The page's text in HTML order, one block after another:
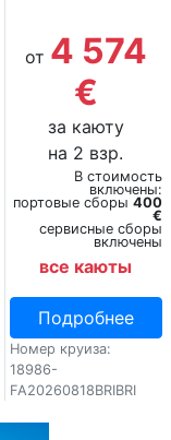
от 4 574
€
за каюту
на 2 взр.
В стоимость
включены:
портовые сборы 400
€
сервисные сборы
включены
все каюты
Подробнее
Номер круиза:
18986-
FA20260818BRIBRI